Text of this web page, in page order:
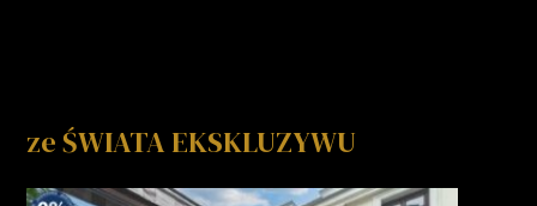
ze ŚWIATA EKSKLUZYWU